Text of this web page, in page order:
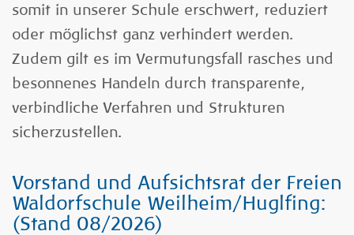
somit in unserer Schule erschwert, reduziert
oder möglichst ganz verhindert werden.
Zudem gilt es im Vermutungsfall rasches und
besonnenes Handeln durch transparente,
verbindliche Verfahren und Strukturen
sicherzustellen.
Vorstand und Aufsichtsrat der Freien
Waldorfschule Weilheim/Huglfing:
(Stand 08/2026)